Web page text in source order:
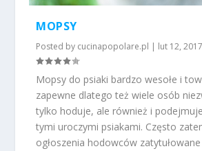
MOPSY
Posted by cucinapopolare.pl | lut 12, 2017
Mopsy do psiaki bardzo wesołe i
zapewne dlatego też wiele osób
tylko hoduje, ale również i
tymi uroczymi psiakami. Często
ogłoszenia hodowców